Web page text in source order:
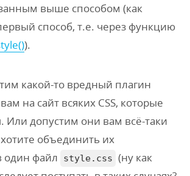
выше способом (как
способ, т.е. через функцию
).
какой-то вредный плагин
на сайт всяких CSS, которые
допустим они вам всё-таки
объединить их
один файл
style.css (ну как